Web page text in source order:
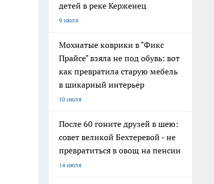
детей в реке Керженец
9 июля
Мохнатые коврики в "Фикс
Прайсе" взяла не под обувь: вот
как превратила старую мебель
в шикарный интерьер
10 июля
После 60 гоните друзей в шею:
совет великой Бехтеревой - не
превратиться в овощ на пенсии
14 июля